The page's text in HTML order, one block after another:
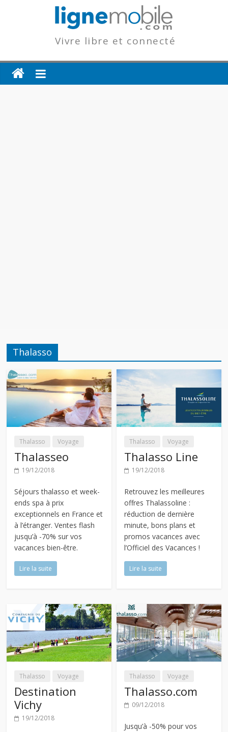
Vivre libre et connecté
Thalasso
Thalasso Voyage
Thalasseo
19/12/2018
Séjours thalasso et week-
ends spa à prix
exceptionnels en France et
à l’étranger. Ventes flash
jusqu’à -70% sur vos
vacances bien-être.
Lire la suite
Thalasso Voyage
Thalasso Line
19/12/2018
Retrouvez les meilleures
offres Thalassoline :
réduction de dernière
minute, bons plans et
promos vacances avec
l’Officiel des Vacances !
Lire la suite
Thalasso Voyage
Destination
Vichy
19/12/2018
Thalasso Voyage
Thalasso.com
09/12/2018
Jusqu’à -50% pour vos